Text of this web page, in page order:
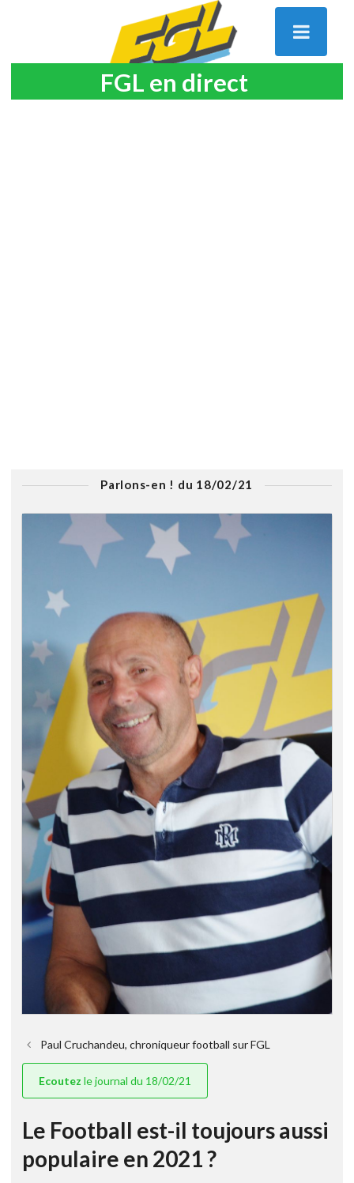
FGL en direct
Parlons-en ! du 18/02/21
Paul Cruchandeu, chroniqueur football sur FGL
Ecoutez le journal du 18/02/21
Le Football est-il toujours aussi
populaire en 2021 ?